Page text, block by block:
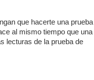
que hacerte una prueba
al mismo tiempo que una
lecturas de la prueba de